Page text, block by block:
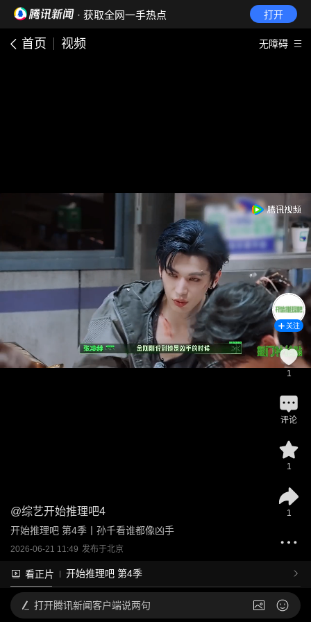
· 获取全网一手热点 打开
首页 视频 无障碍
@综艺开始推理吧4
开始推理吧 第4季丨孙千看谁都像凶手
2026-06-21 11:49 发布于北京
看正片 开始推理吧 第4季
关注
1
评论
1
1
打开腾讯新闻客户端说两句